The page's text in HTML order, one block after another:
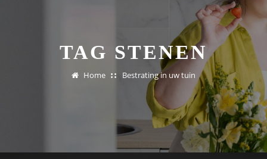
TAG STENEN
Home Bestrating in uw tuin